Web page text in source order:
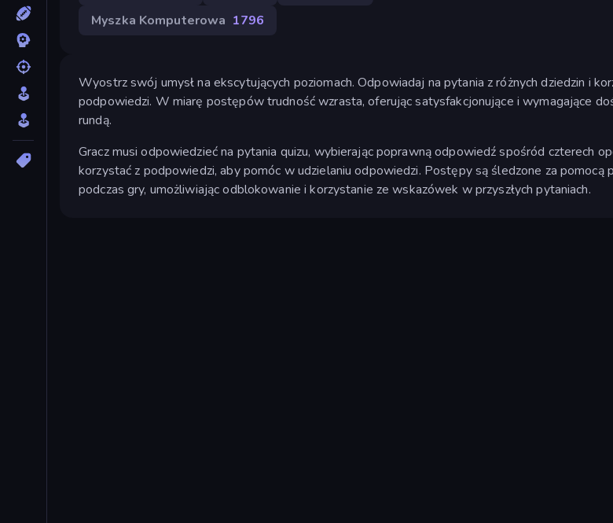
Myszka Komputerowa 1796
Wyostrz swój umysł na ekscytujących poziomach. Odpowiadaj na pytania z różnych dziedzin i
podpowiedzi. W miarę postępów trudność wzrasta, oferując satysfakcjonujące i wymagające
rundą.
Gracz musi odpowiedzieć na pytania quizu, wybierając poprawną odpowiedź spośród czterech
korzystać z podpowiedzi, aby pomóc w udzielaniu odpowiedzi. Postępy są śledzone za pomocą
podczas gry, umożliwiając odblokowanie i korzystanie ze wskazówek w przyszłych pytaniach.